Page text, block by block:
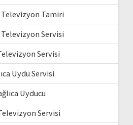
Tamiri
Servisi
Servisi
Uydu Servisi
Uyducu
Servisi